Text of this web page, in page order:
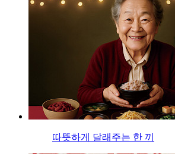
따뜻하게 달래주는 한 끼